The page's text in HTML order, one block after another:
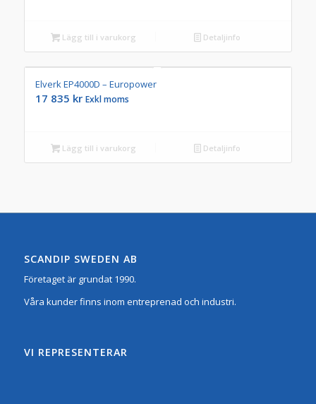
Lägg till i varukorg Detaljinfo
Elverk EP4000D – Europower
17 835 kr Exkl moms
Lägg till i varukorg Detaljinfo
SCANDIP SWEDEN AB
Företaget är grundat 1990.
Våra kunder finns inom entreprenad och industri.
VI REPRESENTERAR